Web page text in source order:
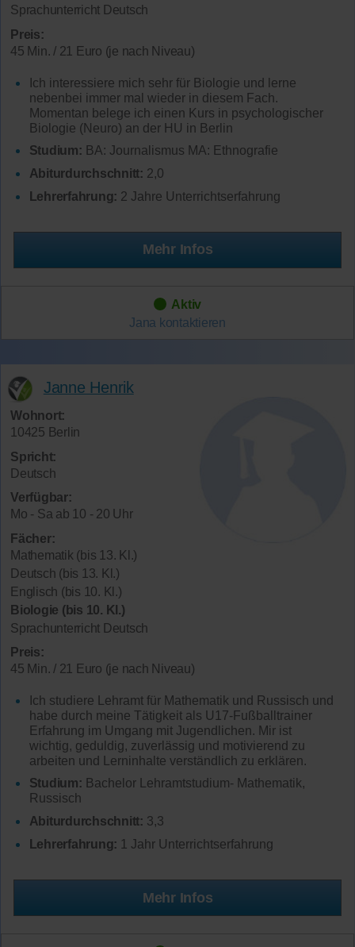
Sprachunterricht Deutsch
Preis:
45 Min. / 21 Euro (je nach Niveau)
Ich interessiere mich sehr für Biologie und lerne
nebenbei immer mal wieder in diesem Fach.
Momentan belege ich einen Kurs in psychologischer
Biologie (Neuro) an der HU in Berlin
Studium: BA: Journalismus MA: Ethnografie
Abiturdurchschnitt: 2,0
Lehrerfahrung: 2 Jahre Unterrichtserfahrung
Mehr Infos
Aktiv
Jana kontaktieren
Janne Henrik
Wohnort:
10425 Berlin
Spricht:
Deutsch
Verfügbar:
Mo - Sa ab 10 - 20 Uhr
Fächer:
Mathematik (bis 13. Kl.)
Deutsch (bis 13. Kl.)
Englisch (bis 10. Kl.)
Biologie (bis 10. Kl.)
Sprachunterricht Deutsch
Preis:
45 Min. / 21 Euro (je nach Niveau)
Ich studiere Lehramt für Mathematik und Russisch und
habe durch meine Tätigkeit als U17-Fußballtrainer
Erfahrung im Umgang mit Jugendlichen. Mir ist
wichtig, geduldig, zuverlässig und motivierend zu
arbeiten und Lerninhalte verständlich zu erklären.
Studium: Bachelor Lehramtstudium- Mathematik,
Russisch
Abiturdurchschnitt: 3,3
Lehrerfahrung: 1 Jahr Unterrichtserfahrung
Mehr Infos